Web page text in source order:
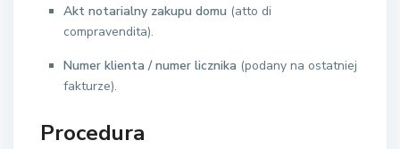
Akt notarialny zakupu domu (atto di
compravendita).
Numer klienta / numer licznika (podany na ostatniej
fakturze).
Procedura